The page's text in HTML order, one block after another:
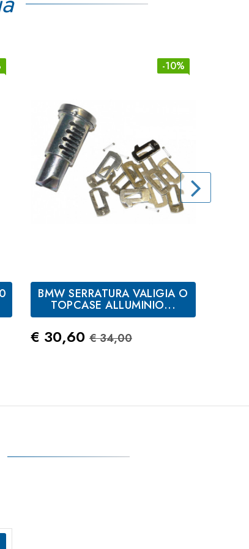
-10%
BMW SERRATURA VALIGIA O
TOPCASE ALLUMINIO...
Prezzo
€ 30,60 Prezzo Standard
€ 34,00